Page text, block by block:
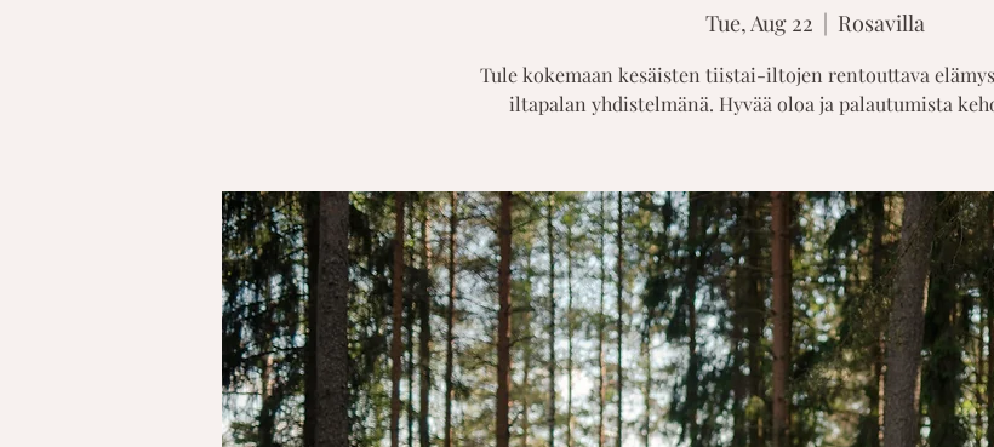
Tue, Aug 22
  |
Rosavilla
Tule kokemaan kesäisten tiistai-iltojen rentouttava
iltapalan yhdistelmänä. Hyvää oloa ja palautumista